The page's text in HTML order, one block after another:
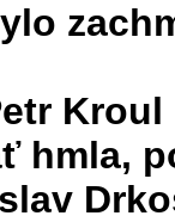
Kroul
hmla,